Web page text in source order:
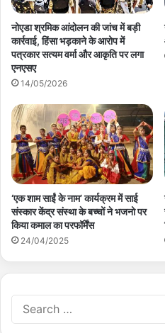
नोएडा श्रमिक आंदोलन की जांच में बड़ी
कार्रवाई, हिंसा भड़काने के आरोप में
पत्रकार सत्यम वर्मा और आकृति पर लगा
एनएसए
14/05/2026
‘एक शाम साईं के नाम’ कार्यक्रम में साई
संस्कार केंद्र संस्था के बच्चों ने भजनो पर
किया कमाल का परफॉर्मेंस
24/04/2025